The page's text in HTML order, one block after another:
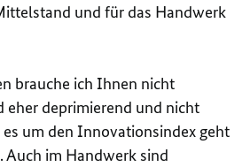
und für das Handwerk
brauche ich Ihnen nicht
eher deprimierend und nicht
um den Innovationsindex geht
Auch im Handwerk sind